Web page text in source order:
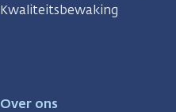
Kwaliteitsbewaking
Over ons